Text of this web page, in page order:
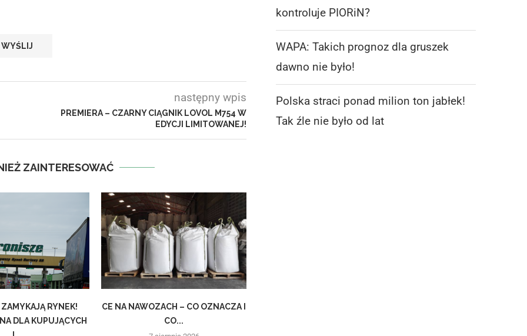
następny wpis
PREMIERA – CZARNY CIĄGNIK LOVOL M754 W
EDYCJI LIMITOWANEJ!
ZAINTERESOWAĆ
RYNEK!
DLA KUPUJĄCYCH
CE NA NAWOZACH – CO OZNACZA I
CO...
kontroluje PIORiN?
WAPA: Takich prognoz dla gruszek
dawno nie było!
Polska straci ponad milion ton jabłek!
Tak źle nie było od lat